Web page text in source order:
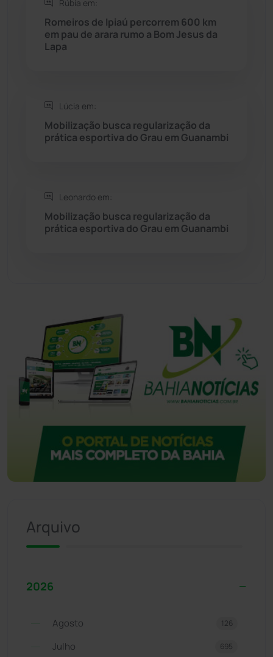
Seabra
Sebastião Laranjeiras
Sudoeste Baiano
Tanhaçu (425)
Rúbia em:
Romeiros de Ipiaú percorrem 600 km
em pau de arara rumo a Bom Jesus da
Lapa
Lúcia em:
Mobilização busca regularização da
prática esportiva do Grau em Guanambi
Leonardo em:
Mobilização busca regularização da
prática esportiva do Grau em Guanambi
Arquivo
2026
Agosto 126
Julho 695